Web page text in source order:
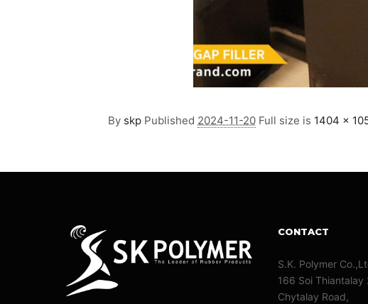
By skp Published 2024-11-20 Full size is 1404 ×
CONTACT
S.K. Polymer
166 Soi
Chytalay Road,